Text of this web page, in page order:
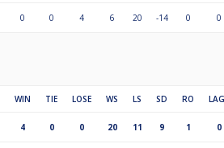
0 0 4 6 20 -14 0 0
WIN TIE LOSE WS LS SD RO
4 0 0 20 11 9 1 0